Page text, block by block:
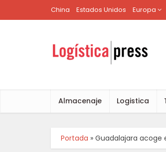
China Estados Unidos Europa
Almacenaje Logistica
Portada » Guadalajara acoge